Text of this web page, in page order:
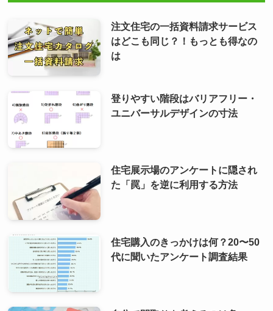
注文住宅の一括資料請求サービス
はどこも同じ？！もっとも得なの
は
登りやすい階段はバリアフリー・
ユニバーサルデザインの寸法
住宅展示場のアンケートに隠され
た「罠」を逆に利用する方法
住宅購入のきっかけは何？20〜50
代に聞いたアンケート調査結果